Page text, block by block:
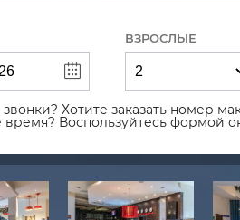
ВЗРОСЛЫЕ
Хотите заказать номер
время? Воспользуйтесь